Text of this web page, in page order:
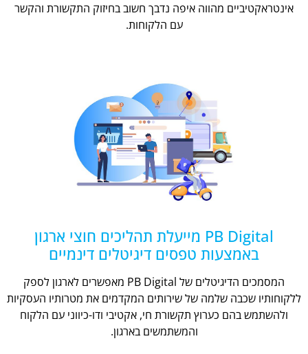
אינטראקטיביים מהווה איפה נדבך חשוב בחיזוק התקשורת והקשר
עם הלקוחות.
PB Digital מייעלת תהליכים חוצי ארגון
באמצעות טפסים דיגיטלים דינמיים
המסמכים הדיגיטלים של PB Digital מאפשרים לארגון לספק
ללקוחותיו שכבה שלמה של שירותים המקדמים את מטרותיו העסקיות
ולהשתמש בהם כערוץ תקשורת חי, אקטיבי ודו-כיווני עם הלקוח
והמשתמשים בארגון.